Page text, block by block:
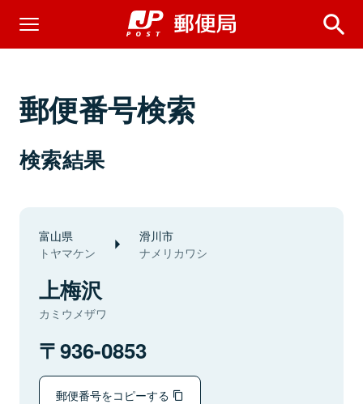
郵便番号検索
検索結果
富山県
トヤマケン
滑川市
ナメリカワシ
上梅沢
カミウメザワ
936-0853
郵便番号をコピーする